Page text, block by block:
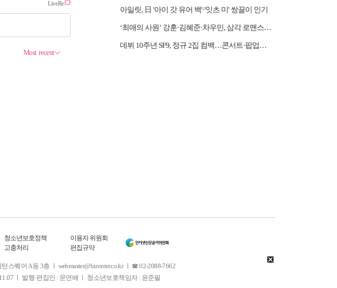
아일릿, 日 '아이 갓 유어 백'·'잇츠 미' 쌍끌이 인기
‘최애의 사원’ 강훈·김혜준·차우민, 삼각 로맨스 강렬한 첫 만남
데뷔 10주년 SF9, 정규 2집 컴백…콘서트·팝업스토어 등 열일 행보
청소년보호정책
고충처리
이용자 위원회
편집규약
퀘어 A동 3층 ㅣ webmaster@bizenter.co.kr ㅣ ☎ 02-2088-7662
ㅣ 발행·편집인 : 문연배 ㅣ 청소년보호책임자 : 윤준필